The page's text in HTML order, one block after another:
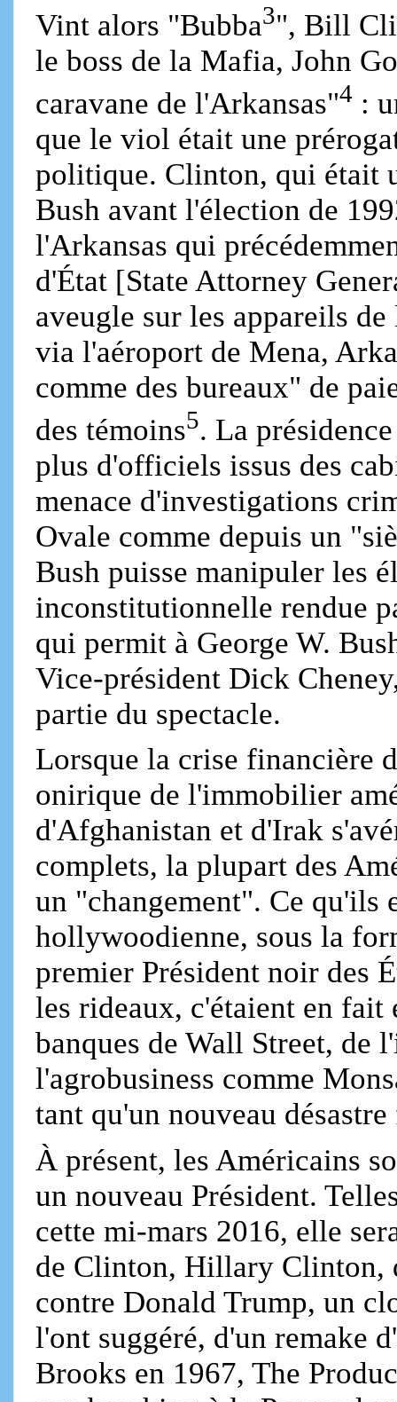
Vint alors "Bubba3", Bill
le boss de la Mafia, John
caravane de l'Arkansas"4 :
que le viol était une
politique. Clinton, qui était
Bush avant l'élection de
l'Arkansas qui
d'État [State Attorney
aveugle sur les appareils
via l'aéroport de Mena,
comme des bureaux" de
des témoins5. La
plus d'officiels issus des
menace d'investigations
Ovale comme depuis un
Bush puisse manipuler les
inconstitutionnelle rendue
qui permit à George W.
Vice-président Dick
partie du spectacle.
Lorsque la crise financière
onirique de l'immobilier
d'Afghanistan et d'Irak
complets, la plupart des
un "changement". Ce
hollywoodienne, sous la
premier Président noir des
les rideaux, c'étaient en fait
banques de Wall Street, de
l'agrobusiness comme
tant qu'un nouveau
À présent, les Américains
un nouveau Président.
cette mi-mars 2016, elle
de Clinton, Hillary Clinton,
contre Donald Trump, un
l'ont suggéré, d'un remake
Brooks en 1967, The